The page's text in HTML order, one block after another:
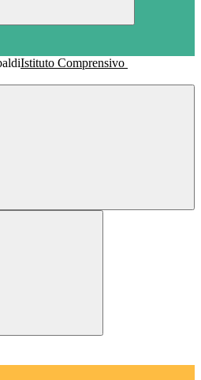
Istituto Comprensivo